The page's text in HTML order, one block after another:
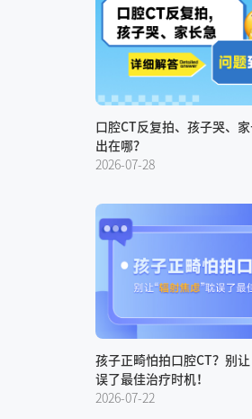
口腔CT反复拍、孩子哭、
出在哪？
2026-07-28
孩子正畸怕拍口腔CT？别
误了最佳治疗时机！
2026-07-22